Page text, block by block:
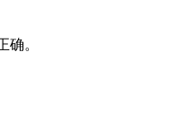
确。